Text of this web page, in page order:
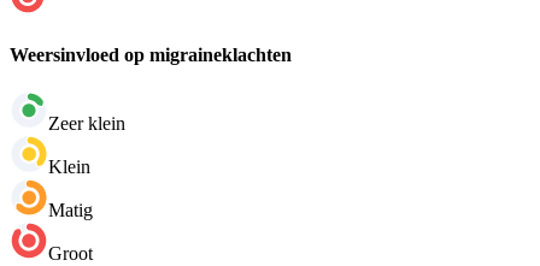
Weersinvloed op migraineklachten
Zeer klein
Klein
Matig
Groot